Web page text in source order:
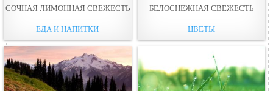
СОЧНАЯ ЛИМОННАЯ СВЕЖЕСТЬ
ЕДА И НАПИТКИ
БЕЛОСНЕЖНАЯ СВЕЖЕСТЬ
ЦВЕТЫ